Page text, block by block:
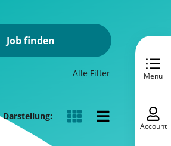
Job finden
Alle Filter
Darstellung:
Menü
Account